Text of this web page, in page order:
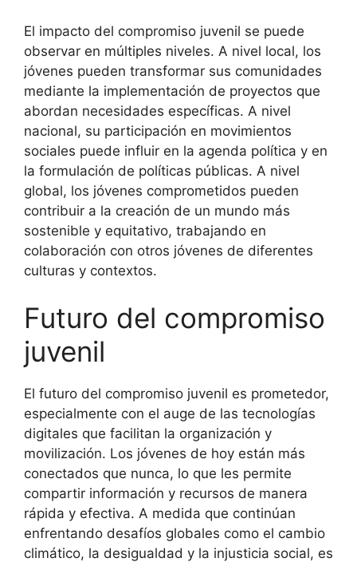
El impacto del compromiso juvenil se puede
observar en múltiples niveles. A nivel local, los
jóvenes pueden transformar sus comunidades
mediante la implementación de proyectos que
abordan necesidades específicas. A nivel
nacional, su participación en movimientos
sociales puede influir en la agenda política y en
la formulación de políticas públicas. A nivel
global, los jóvenes comprometidos pueden
contribuir a la creación de un mundo más
sostenible y equitativo, trabajando en
colaboración con otros jóvenes de diferentes
culturas y contextos.
Futuro del compromiso
juvenil
El futuro del compromiso juvenil es prometedor,
especialmente con el auge de las tecnologías
digitales que facilitan la organización y
movilización. Los jóvenes de hoy están más
conectados que nunca, lo que les permite
compartir información y recursos de manera
rápida y efectiva. A medida que continúan
enfrentando desafíos globales como el cambio
climático, la desigualdad y la injusticia social, es